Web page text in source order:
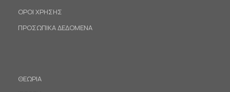
ΟΡΟΙ ΧΡΗΣΗΣ
ΠΡΟΣΩΠΙΚΑ ΔΕΔΟΜΕΝΑ
ΘΕΩΡΙΑ